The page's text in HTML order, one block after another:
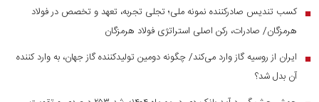
■ کسب تندیس صادرکننده نمونه ملی؛ تجلی تجربه، تعهد و تخصص در فولاد
هرمزگان/ صادرات، رکن اصلی استراتژی فولاد هرمزگان
■
ایران از روسیه گاز وارد می‌کند/ چگونه دومین تولیدکننده گاز جهان، به وارد کننده
آن بدل شد؟